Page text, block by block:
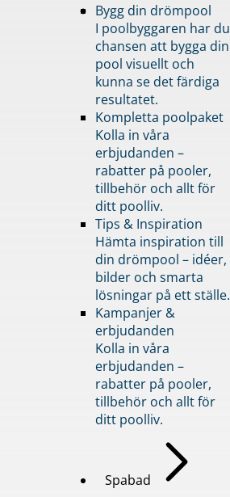
Bygg din drömpool
I poolbyggaren har du
chansen att bygga din
pool visuellt och
kunna se det färdiga
resultatet.
Kompletta poolpaket
Kolla in våra
erbjudanden –
rabatter på pooler,
tillbehör och allt för
ditt poolliv.
Tips & Inspiration
Hämta inspiration till
din drömpool – idéer,
bilder och smarta
lösningar på ett ställe.
Kampanjer &
erbjudanden
Kolla in våra
erbjudanden –
rabatter på pooler,
tillbehör och allt för
ditt poolliv.
Spabad